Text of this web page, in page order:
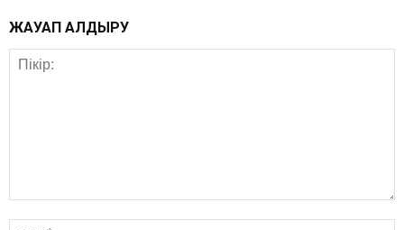
ЖАУАП ҚАЛДЫРУ